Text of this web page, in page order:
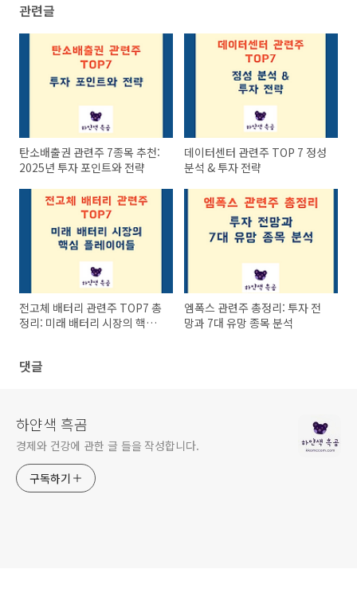
관련글
탄소배출권 관련주 7종목 추천:
2025년 투자 포인트와 전략
데이터센터 관련주 TOP 7 정성
분석 & 투자 전략
전고체 배터리 관련주 TOP7 총
정리: 미래 배터리 시장의 핵심
엠폭스 관련주 총정리: 투자 전
망과 7대 유망 종목 분석
댓글
하얀색 흑곰
경제와 건강에 관한 글 들을 작성합니다.
구독하기